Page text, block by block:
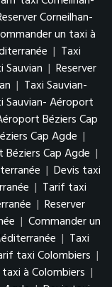
Corneilhan-
un taxi à
| Taxi
| Reserver
| Taxi Sauvian-
Sauvian- Aéroport
Béziers Cap
Cap Agde |
Cap Agde |
| Devis taxi
| Tarif taxi
| Reserver
| Commander un
| Taxi
taxi Colombiers |
à Colombiers |